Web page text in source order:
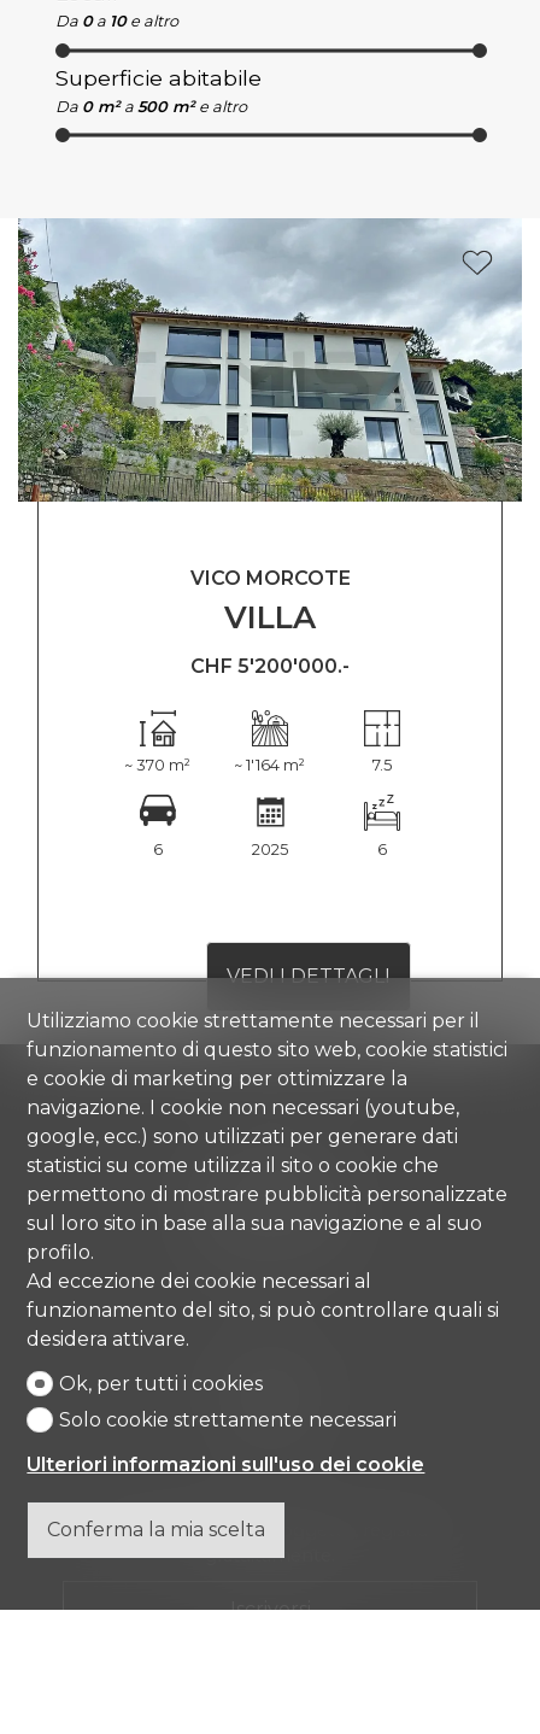
Da 0 a 10 e altro
Superficie abitabile
Da 0 m² a 500 m² e altro
VILLA
VICO MORCOTE
CHF 5'200'000.-
~ 370 m² ~ 1'164 m² 7.5
6 2025 6
VEDI I DETTAGLI
Comisa SA
Strada di Gandria 4
6976 Castagnola
Tel. +41 91 971 67 00
Beni immobili
Contatto
Non perdere nessun oggetto, registrarsi
gratuitamente.
Iscriversi
Utilizziamo cookie strettamente necessari per il
funzionamento di questo sito web, cookie statistici
e cookie di marketing per ottimizzare la
navigazione. I cookie non necessari (youtube,
google, ecc.) sono utilizzati per generare dati
statistici su come utilizza il sito o cookie che
permettono di mostrare pubblicità personalizzate
sul loro sito in base alla sua navigazione e al suo
profilo.
Ad eccezione dei cookie necessari al
funzionamento del sito, si può controllare quali si
desidera attivare.
Ok, per tutti i cookies
Solo cookie strettamente necessari
Ulteriori informazioni sull'uso dei cookie
Conferma la mia scelta